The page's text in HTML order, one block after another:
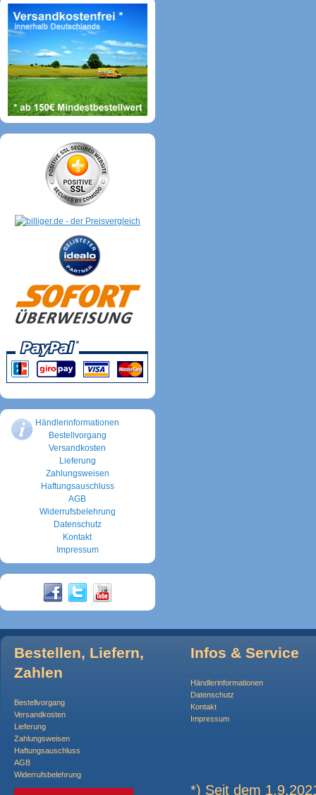
Händlerinformationen
Bestellvorgang
Versandkosten
Lieferung
Zahlungsweisen
Haftungsauschluss
AGB
Widerrufsbelehrung
Datenschutz
Kontakt
Impressum
Bestellen, Liefern,
Zahlen
Bestellvorgang
Versandkosten
Lieferung
Zahlungsweisen
Haftungsauschluss
AGB
Widerrufsbelehrung
Infos & Service
Händlerinformationen
Datenschutz
Kontakt
Impressum
*) Seit dem